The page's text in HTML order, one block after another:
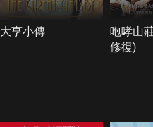
大亨小傳
咆哮山
修復)